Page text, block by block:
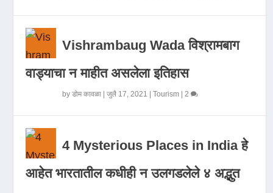
Vishrambaug Wada विश्रामबाग
वाड्याचा न माहीत असलेला इतिहास
byडोम कावळा |जुलै 17, 2021 |Tourism |2
4 Mysterious Places in India हे
आहेत भारतातील कधीही न उलगडलेले ४ अद्भुत